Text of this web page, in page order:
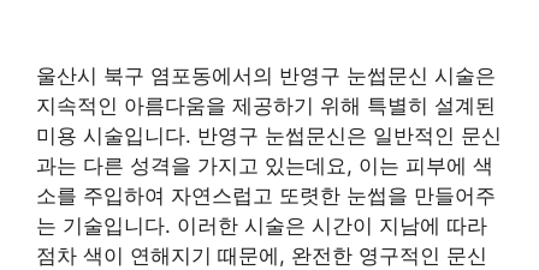
울산시 북구 염포동에서의 반영구 눈썹문신 시술은
지속적인 아름다움을 제공하기 위해 특별히 설계된
미용 시술입니다. 반영구 눈썹문신은 일반적인 문신
과는 다른 성격을 가지고 있는데요, 이는 피부에 색
소를 주입하여 자연스럽고 또렷한 눈썹을 만들어주
는 기술입니다. 이러한 시술은 시간이 지남에 따라
점차 색이 연해지기 때문에, 완전한 영구적인 문신